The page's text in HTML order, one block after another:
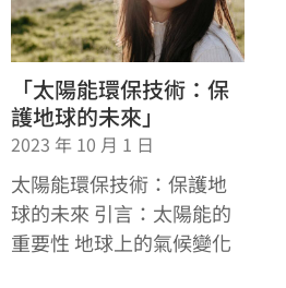
「太陽能環保技術：保
護地球的未來」
2023 年 10 月 1 日
太陽能環保技術：保護地
球的未來 引言：太陽能的
重要性 地球上的氣候變化